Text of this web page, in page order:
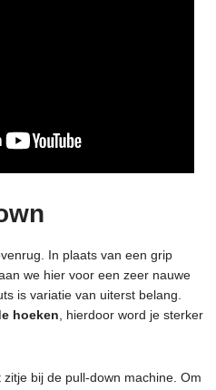
In plaats van een grip
we hier voor een zeer nauwe
is variatie van uiterst belang.
hoeken , hierdoor word je sterker
bij de pull-down machine. Om